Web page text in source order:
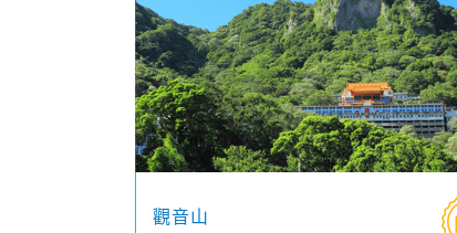
觀音山